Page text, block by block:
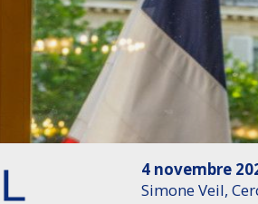
4 novembre
Simone Veil,